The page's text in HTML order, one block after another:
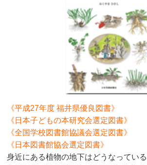
《平成27年度 福井県優良図書》
《日本子どもの本研究会選定図書》
《全国学校図書館協議会選定図書》
《日本図書館協会選定図書》
身近にある植物の地下はどうなってい